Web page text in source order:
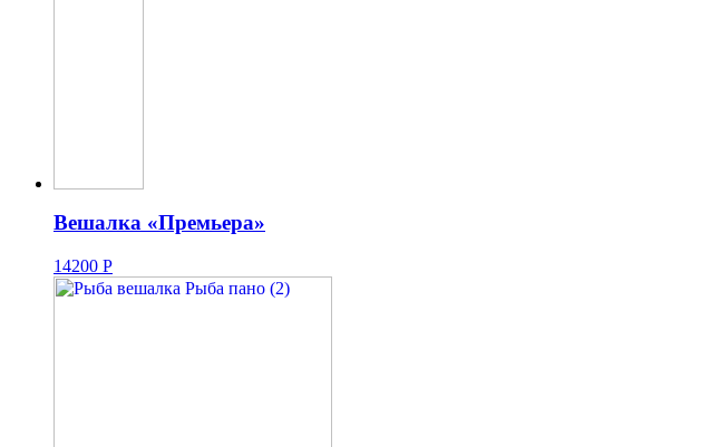
Вешалка «Премьера»
14200 Р